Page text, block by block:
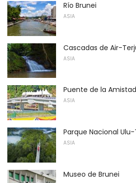
Río Brunei
ASIA
Cascadas de Air-
ASIA
Puente de la
ASIA
Parque Nacional
ASIA
Museo de Brunei